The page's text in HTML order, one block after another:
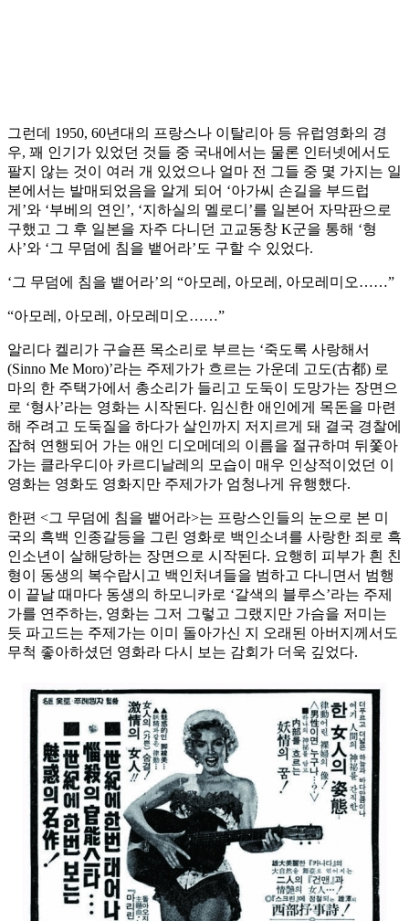
그런데 1950, 60년대의 프랑스나 이탈리아 등 유럽영화의 경
우, 꽤 인기가 있었던 것들 중 국내에서는 물론 인터넷에서도
팔지 않는 것이 여러 개 있었으나 얼마 전 그들 중 몇 가지는 일
본에서는 발매되었음을 알게 되어 ‘아가씨 손길을 부드럽
게’와 ‘부베의 연인’, ‘지하실의 멜로디’를 일본어 자막판으로
구했고 그 후 일본을 자주 다니던 고교동창 K군을 통해 ‘형
사’와 ‘그 무덤에 침을 뱉어라’도 구할 수 있었다.
‘그 무덤에 침을 뱉어라’의 “아모레, 아모레, 아모레미오……”
“아모레, 아모레, 아모레미오……”
알리다 켈리가 구슬픈 목소리로 부르는 ‘죽도록 사랑해서
(Sinno Me Moro)’라는 주제가가 흐르는 가운데 고도(古都) 로
마의 한 주택가에서 총소리가 들리고 도둑이 도망가는 장면으
로 ‘형사’라는 영화는 시작된다. 임신한 애인에게 목돈을 마련
해 주려고 도둑질을 하다가 살인까지 저지르게 돼 결국 경찰에
잡혀 연행되어 가는 애인 디오메데의 이름을 절규하며 뒤쫓아
가는 클라우디아 카르디날레의 모습이 매우 인상적이었던 이
영화는 영화도 영화지만 주제가가 엄청나게 유행했다.
한편 <그 무덤에 침을 뱉어라>는 프랑스인들의 눈으로 본 미
국의 흑백 인종갈등을 그린 영화로 백인소녀를 사랑한 죄로 흑
인소년이 살해당하는 장면으로 시작된다. 요행히 피부가 흰 친
형이 동생의 복수랍시고 백인처녀들을 범하고 다니면서 범행
이 끝날 때마다 동생의 하모니카로 ‘갈색의 블루스’라는 주제
가를 연주하는, 영화는 그저 그렇고 그랬지만 가슴을 저미는
듯 파고드는 주제가는 이미 돌아가신 지 오래된 아버지께서도
무척 좋아하셨던 영화라 다시 보는 감회가 더욱 깊었다.